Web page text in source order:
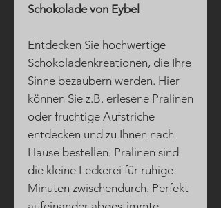
Schokolade von Eybel
Entdecken Sie hochwertige
Schokoladenkreationen, die Ihre
Sinne bezaubern werden. Hier
können Sie z.B. erlesene Pralinen
oder fruchtige Aufstriche
entdecken und zu Ihnen nach
Hause bestellen. Pralinen sind
die kleine Leckerei für ruhige
Minuten zwischendurch. Perfekt